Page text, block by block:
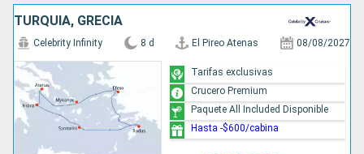
TURQUÍA, GRECIA
Celebrity Infinity 8 d El Pireo Atenas 08/08/2027
Tarifas exclusivas
Crucero Premium
Paquete All Included Disponible
Hasta -$600/cabina